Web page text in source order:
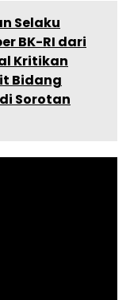
Selaku
BK-RI dari
Kritikan
Bidang
Sorotan